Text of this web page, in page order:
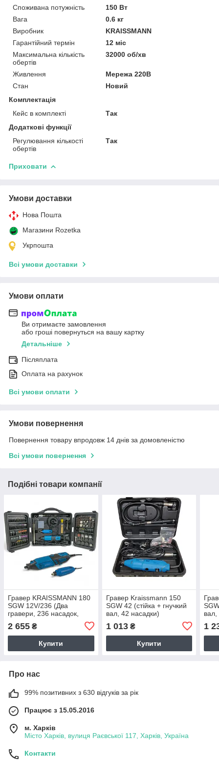
Споживана потужність
150 Вт
Вага
0.6 кг
Виробник
KRAISSMANN
Гарантійний термін
12 міс
Максимальна кількість
обертів
32000 об/хв
Живлення
Мережа 220В
Стан
Новий
Комплектація
Кейс в комплекті
Так
Додаткові функції
Регулювання кількості
обертів
Так
Приховати
Умови доставки
Нова Пошта
Магазини Rozetka
Укрпошта
Всі умови доставки
Умови оплати
Ви отримаєте замовлення
або гроші повернуться на вашу картку
Детальніше
Післяплата
Оплата на рахунок
Всі умови оплати
Умови повернення
Повернення товару впродовж 14 днів за домовленістю
Всі умови повернення
Подібні товари компанії
Гравер KRAISSMANN 180
SGW 12V/236 (Два
гравери, 236 насадок,
НІМЕЧЧИНА)
2 655 ₴
Купити
Гравер Kraissmann 150
SGW 42 (стійка + гнучкий
вал, 42 насадки)
1 013₴
Купити
вал,
1
Про нас
99% позитивних з 630 відгуків за рік
Працює з 15.05.2016
м. Харків
Місто Харків, вулиця Раєвської 117, Харків, Україна
Контакти